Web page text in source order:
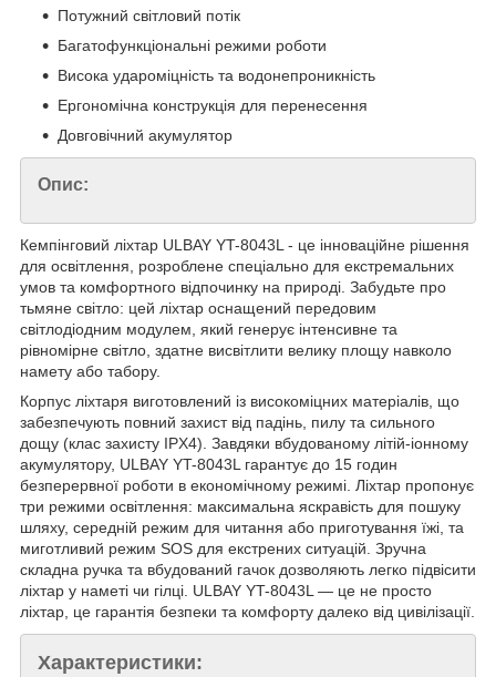
Потужний світловий потік
Багатофункціональні режими роботи
Висока удароміцність та водонепроникність
Ергономічна конструкція для перенесення
Довговічний акумулятор
Опис:
Кемпінговий ліхтар ULBAY YT-8043L - це інноваційне рішення
для освітлення, розроблене спеціально для екстремальних
умов та комфортного відпочинку на природі. Забудьте про
тьмяне світло: цей ліхтар оснащений передовим
світлодіодним модулем, який генерує інтенсивне та
рівномірне світло, здатне висвітлити велику площу навколо
намету або табору.
Корпус ліхтаря виготовлений із високоміцних матеріалів, що
забезпечують повний захист від падінь, пилу та сильного
дощу (клас захисту IPX4). Завдяки вбудованому літій-іонному
акумулятору, ULBAY YT-8043L гарантує до 15 годин
безперервної роботи в економічному режимі. Ліхтар пропонує
три режими освітлення: максимальна яскравість для пошуку
шляху, середній режим для читання або приготування їжі, та
миготливий режим SOS для екстрених ситуацій. Зручна
складна ручка та вбудований гачок дозволяють легко підвісити
ліхтар у наметі чи гілці. ULBAY YT-8043L — це не просто
ліхтар, це гарантія безпеки та комфорту далеко від цивілізації.
Характеристики: